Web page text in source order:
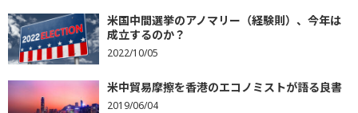
米国中間選挙のアノマリー（経験則）、今年は
成立するのか？
2022/10/05
米中貿易摩擦を香港のエコノミストが語る良書
2019/06/04